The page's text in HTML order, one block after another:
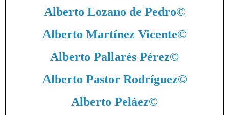
Alberto Lozano de Pedro©
Alberto Martínez Vicente©
Alberto Pallarés Pérez©
Alberto Pastor Rodríguez©
Alberto Peláez©